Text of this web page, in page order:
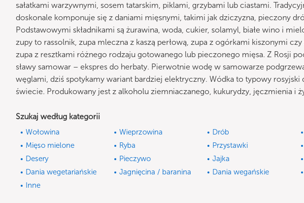
sałatkami warzywnymi, sosem tatarskim, piklami, grzybami lub ciastami.
doskonale komponuje się z daniami mięsnymi, takimi jak dziczyzna, pieczony
Podstawowymi składnikami są żurawina, woda, cukier, solamyl, białe wino i
zupy to rassolnik, zupa mleczna z kaszą perłową, zupa z ogórkami kiszonymi
zupa z resztkami różnego rodzaju gotowanego lub pieczonego mięsa. Z Rosji
sławy samowar – ekspres do herbaty. Pierwotnie wodę w samowarze
węglami, dziś spotykamy wariant bardziej elektryczny. Wódka to typowy rosyjski
świecie. Produkowany jest z alkoholu ziemniaczanego, kukurydzy, jęczmienia i
Szukaj według kategorii
Wołowina Wieprzowina Drób
Mięso mielone
Ryba Przystawki
Desery
Pieczywo Jajka
Dania wegetariańskie
Jagnięcina / baranina Dania wegańskie
Inne